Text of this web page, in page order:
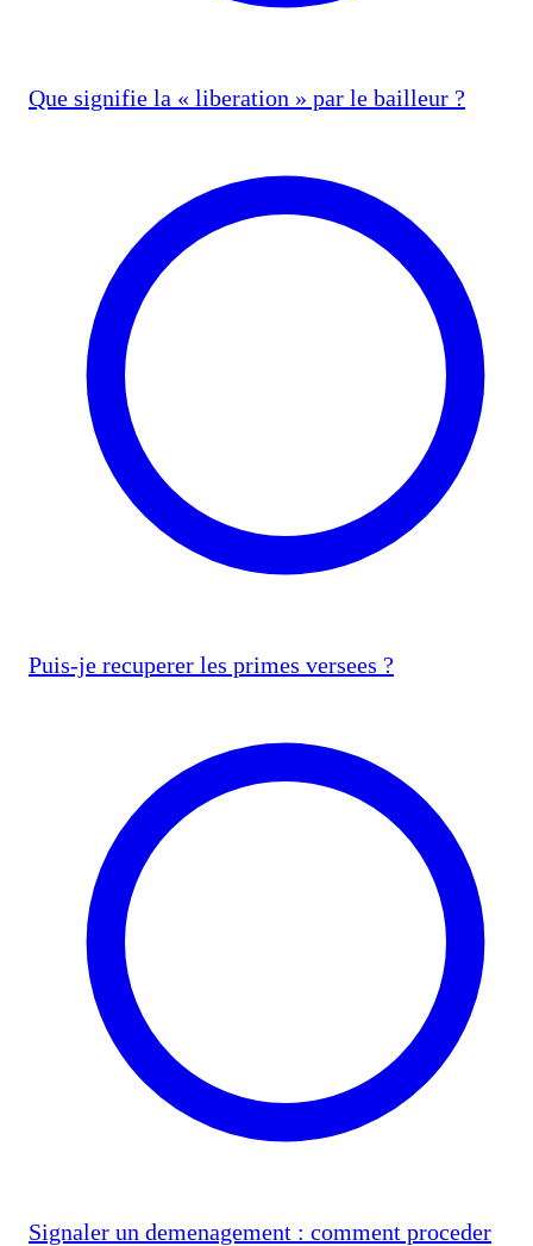
Que signifie la « liberation » par le bailleur ?
Puis-je recuperer les primes versees ?
Signaler un demenagement : comment proceder